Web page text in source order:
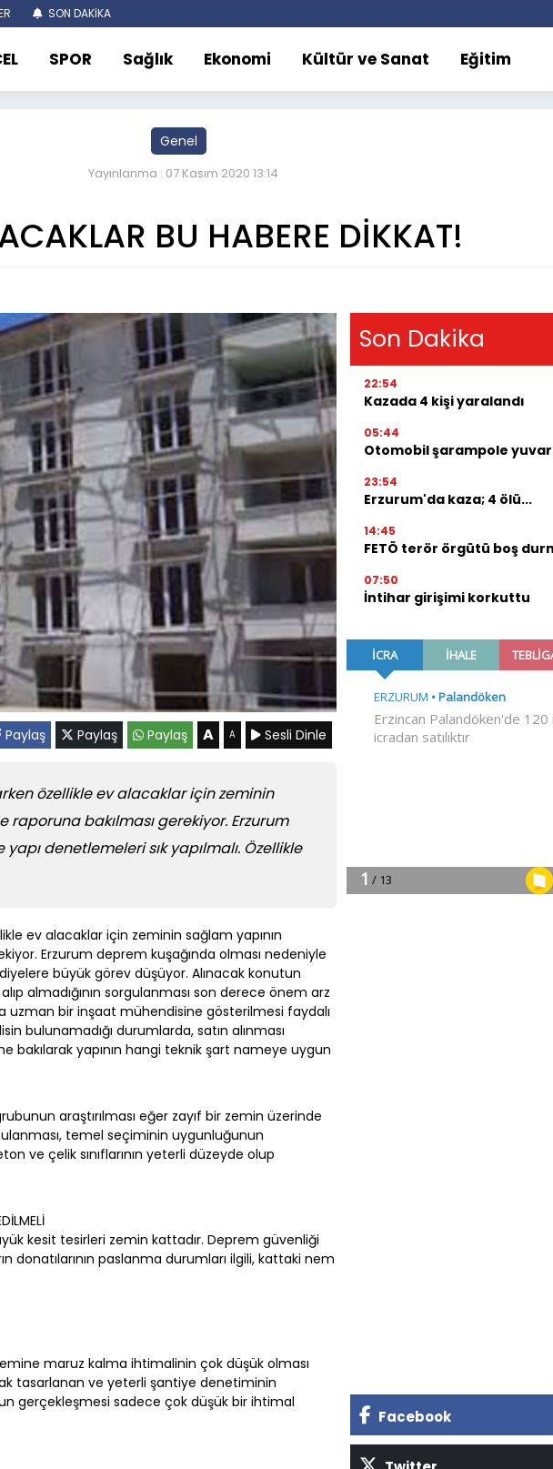
SON DAKİKA
SPOR Sağlık Ekonomi Kültür ve Sanat Eğitim
Genel
Yayınlanma : 07 Kasım 2020 13:14
BU HABERE DİKKAT!
Paylaş Paylaş Paylaş A A Sesli Dinle
özellikle ev alacaklar için zeminin
bakılması gerekiyor. Erzurum
denetlemeleri sık yapılmalı. Özellikle
ev alacaklar için zeminin sağlam yapının
Erzurum deprem kuşağında olması nedeniyle
büyük görev düşüyor. Alınacak konutun
almadığının sorgulanması son derece önem arz
uzman bir inşaat mühendisine gösterilmesi faydalı
bulunamadığı durumlarda, satın alınması
bakılarak yapının hangi teknik şart nameye uygun
araştırılması eğer zayıf bir zemin üzerinde
temel seçiminin uygunluğunun
ve çelik sınıflarının yeterli düzeyde olup
kesit tesirleri zemin kattadır. Deprem güvenliği
donatılarının paslanma durumları ilgili, kattaki nem
maruz kalma ihtimalinin çok düşük olması
tasarlanan ve yeterli şantiye denetiminin
gerçekleşmesi sadece çok düşük bir ihtimal
Son Dakika
22:54
Kazada 4 kişi yaralandı
05:44
Otomobil şarampole
23:54
Erzurum'da kaza; 4 ölü...
14:45
FETÖ terör örgütü boş
07:50
İntihar girişimi korkuttu
Facebook